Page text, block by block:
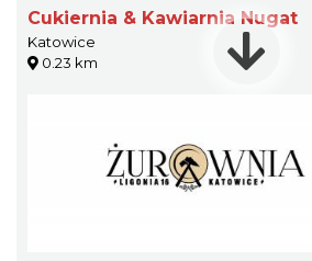
Cukiernia & Kawiarnia Nugat
Katowice
0.23 km